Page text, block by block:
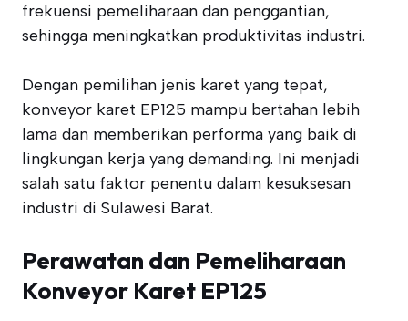
frekuensi pemeliharaan dan penggantian,
sehingga meningkatkan produktivitas industri.
Dengan pemilihan jenis karet yang tepat,
konveyor karet EP125 mampu bertahan lebih
lama dan memberikan performa yang baik di
lingkungan kerja yang demanding. Ini menjadi
salah satu faktor penentu dalam kesuksesan
industri di Sulawesi Barat.
Perawatan dan Pemeliharaan
Konveyor Karet EP125